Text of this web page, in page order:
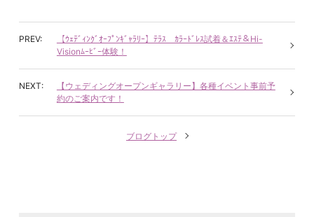
【ｳｪﾃﾞｨﾝｸﾞｵｰﾌﾟﾝｷﾞｬﾗﾘｰ】ﾃﾗｽ ｶﾗｰﾄﾞﾚｽ試着＆ｴｽﾃ＆Hi-
Visionﾑｰﾋﾞｰ体験！
【ウェディングオープンギャラリー】各種イベント事前予
約のご案内です！
ブログトップ